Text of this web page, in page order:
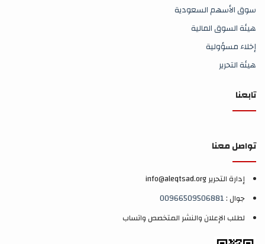
سوق الأسهم السعودية
هيئة السوق المالية
إخلاء مسؤولية
هيئة التحرير
تابعنا
تواصل معنا
إدارة التحرير info@aleqtsad.org
جوال :00966509506881
لطلب الإعلان والنشر المتخصص واتساب